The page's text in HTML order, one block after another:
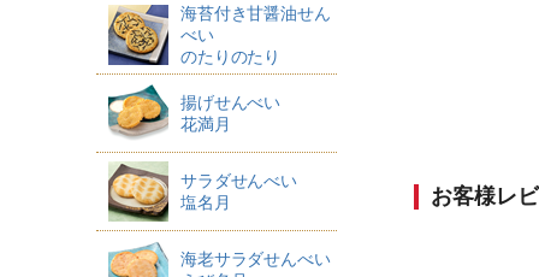
海苔付き甘醤油せん
べい
のたりのたり
揚げせんべい
花満月
サラダせんべい
塩名月
海老サラダせんべい
お客様レ